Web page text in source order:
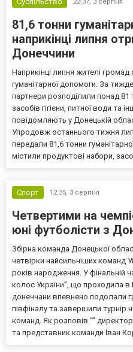
81,6 тонни
наприкінці липня
Донеччини
Наприкінці липня жителі
гуманітарної допомоги. За
партнери розподілили понад 81
засобів гігієни, питної води та
повідомляють у Донецькій
Упродовж останнього тижня
передали 81,6 тонни
містили продуктові набори,
Спорт 12:35, 3 серпня
Четвертими на
юні футболісти з
Збірна команда Донецької
четвірки найсильніших команд
років народження. У фінальній
колос України”, що проходила в
донеччани впевнено подолали
півфіналу та завершили турнір
команд. Як розповів “”
та представник команди Іван